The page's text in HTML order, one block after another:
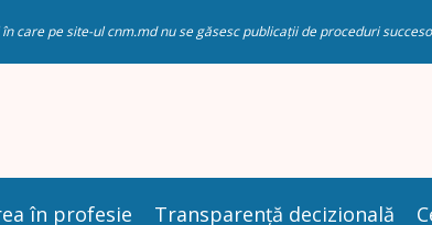
pe site-ul cnm.md nu se găsesc publicații de proceduri
în profesie Transparență decizională